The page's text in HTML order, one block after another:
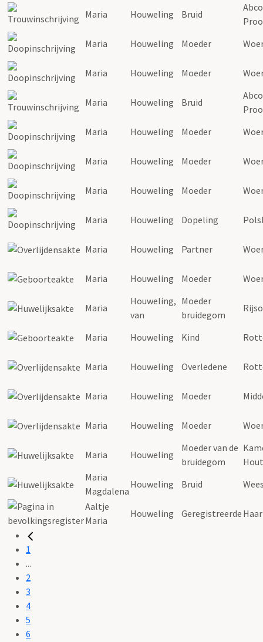
Maria Houweling Bruid
Maria
Houweling Moeder
Maria Houweling Moeder
Maria Houweling Bruid
Maria
Houweling Moeder
Maria Houweling Moeder
Maria Houweling Moeder
Maria Houweling Dopeling
Maria Houweling Partner
Maria Houweling Moeder
Maria
Houweling,
van
Moeder
bruidegom
Maria Houweling Kind
Maria Houweling Overledene
Maria Houweling Moeder
Maria Houweling Moeder
Maria Houweling
Moeder van de
bruidegom
Maria
Magdalena
Houweling Bruid
Aaltje
Maria
Houweling Geregistreerde
1
...
2
3
4
5
6